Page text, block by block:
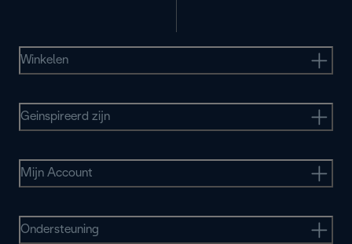
Winkelen
Geinspireerd zijn
Mijn Account
Ondersteuning